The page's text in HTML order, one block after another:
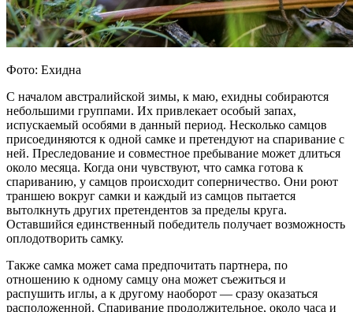
Фото: Ехидна
С началом австралийской зимы, к маю, ехидны собираются
небольшими группами. Их привлекает особый запах,
испускаемый особями в данный период. Несколько самцов
присоединяются к одной самке и претендуют на спаривание с
ней. Преследование и совместное пребывание может длиться
около месяца. Когда они чувствуют, что самка готова к
спариванию, у самцов происходит соперничество. Они роют
траншею вокруг самки и каждый из самцов пытается
вытолкнуть других претендентов за пределы круга.
Оставшийся единственный победитель получает возможность
оплодотворить самку.
Также самка может сама предпочитать партнера, по
отношению к одному самцу она может съежиться и
распушить иглы, а к другому наоборот — сразу оказаться
расположенной. Спаривание продолжительное, около часа и